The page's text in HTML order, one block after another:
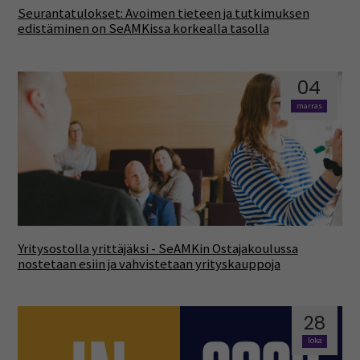
Seurantatulokset: Avoimen tieteen ja tutkimuksen
edistäminen on SeAMKissa korkealla tasolla
04
marras
Yritysostolla yrittäjäksi - SeAMKin Ostajakoulussa
nostetaan esiin ja vahvistetaan yrityskauppoja
28
loka